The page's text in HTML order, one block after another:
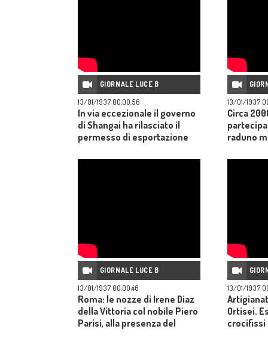
GIORNALE LUCE B
13/01/1937 00:00:56
In via eccezionale il governo
di Shangai ha rilasciato il
permesso di esportazione
panda a bordo di una nave. Il
13/01/1937
Circa
raduno
GIORNALE LUCE B
13/01/1937 00:00:46
Roma: le nozze di Irene Diaz
della Vittoria col nobile Piero
Parisi, alla presenza del
13/01/1937
Ortisei.
crocifissi